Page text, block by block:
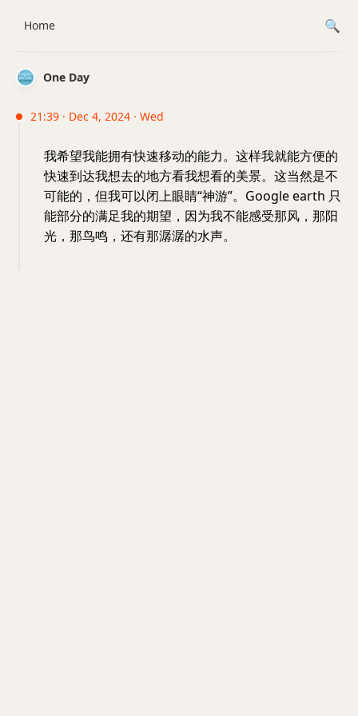
One Day
21:39 · Dec 4, 2024 · Wed
我希望我能拥有快速移动的能力。这样我就能方便的
快速到达我想去的地方看我想看的美景。这当然是不
可能的，但我可以闭上眼睛“神游”。Google earth 只
能部分的满足我的期望，因为我不能感受那风，那阳
光，那鸟鸣，还有那潺潺的水声。
Home